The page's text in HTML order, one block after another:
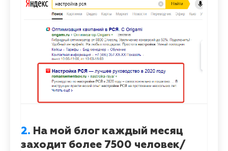
2. На мой блог каждый месяц
заходит более 7500 человек/